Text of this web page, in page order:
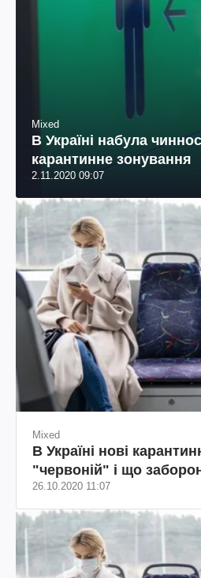
Mixed
В Україні набула
карантинне зонування
2.11.2020 09:07
Mixed
В Україні нові
"червоній" і що
26.10.2020 11:07